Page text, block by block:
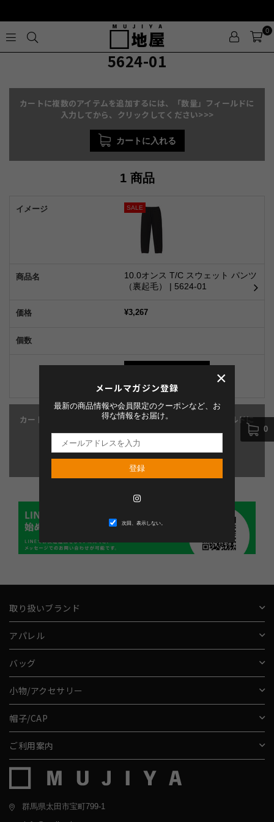
メールマガジン登録
最新の商品情報や会員限定のクーポンなど、お
得な情報をお届け。
登録
Instagram
次回、表示しない。
×
MUJIYA
0
5624-01
カートに複数のアイテムを追加するには、「数量」フィールドに
入力してから、クリックしてください>>>
カートに入れる
1 商品
SALE
10.0オンス T/C スウェット パンツ
（裏起毛） | 5624-01
¥3,267
カートに複数のアイテムを追加するには、「数量」フィールドに
入力してから、クリックしてください>>>
カートに入れる
0
取り扱いブランド
アパレル
バッグ
小物/アクセサリー
帽子/CAP
ご利用案内
群馬県太田市宝町799-1